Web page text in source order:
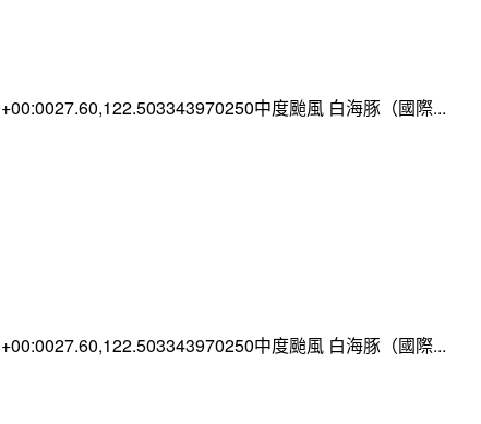
中度颱風 白海豚（國際...
中度颱風 白海豚（國際...